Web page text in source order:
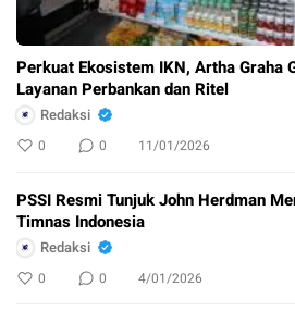
Perkuat Ekosistem IKN, Artha Graha
Layanan Perbankan dan Ritel
Redaksi
0 0 11/01/2026
PSSI Resmi Tunjuk John Herdman
Timnas Indonesia
Redaksi
0 0 4/01/2026